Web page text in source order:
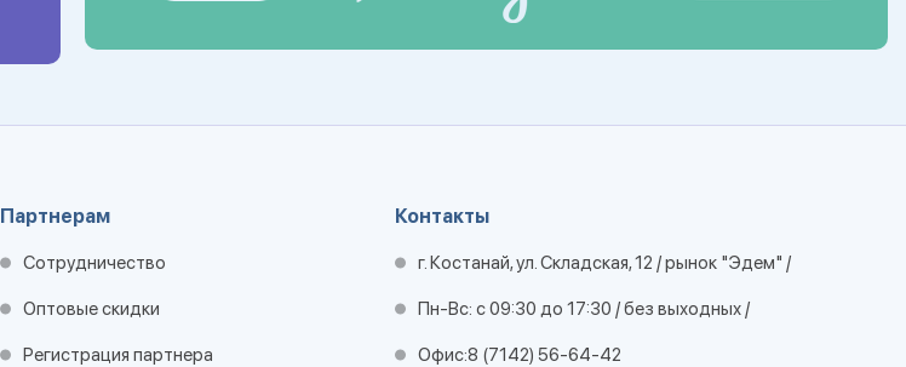
Партнерам
Сотрудничество
Оптовые скидки
Регистрация партнера
Контакты
г. Костанай, ул. Складская, 12 / рынок "Эдем" /
Пн-Вс: с 09:30 до 17:30 / без выходных /
Офис:8 (7142) 56-64-42